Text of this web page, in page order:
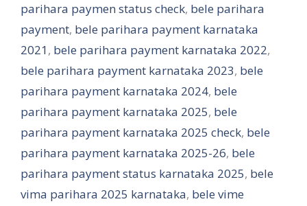
parihara paymen status check, bele parihara
payment, bele parihara payment karnataka
2021, bele parihara payment karnataka 2022,
bele parihara payment karnataka 2023, bele
parihara payment karnataka 2024, bele
parihara payment karnataka 2025, bele
parihara payment karnataka 2025 check, bele
parihara payment karnataka 2025-26, bele
parihara payment status karnataka 2025, bele
vima parihara 2025 karnataka, bele vime